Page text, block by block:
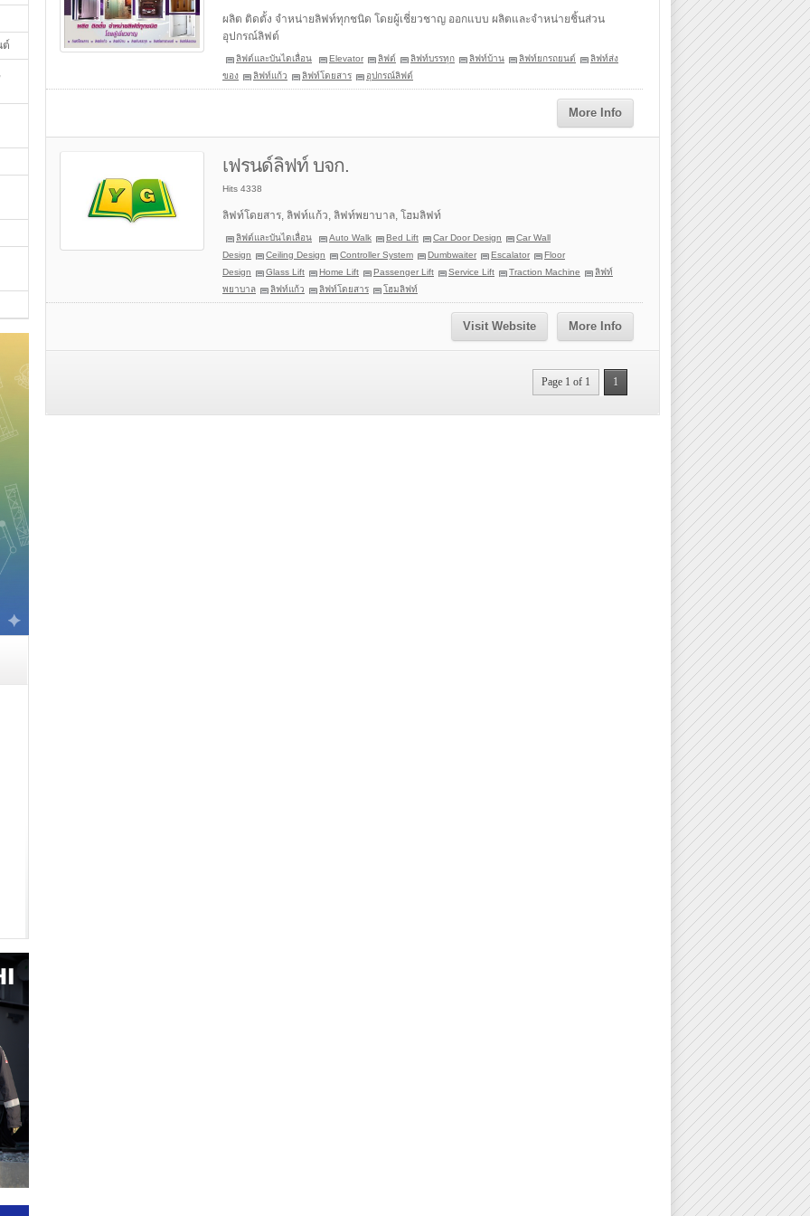
ต์
ผลิต ติดตั้ง จำหน่ายลิฟท์ทุกชนิด โดยผู้เชี่ยวชาญ ออกแบบ ผลิตและจำหน่ายชิ้นส่วน
อุปกรณ์ลิฟต์
ลิฟต์และบันไดเลื่อน Elevator ลิฟต์ ลิฟท์บรรทุก ลิฟท์บ้าน ลิฟท์ยกรถยนต์
ลิฟท์ส่ง
ของ
ลิฟท์แก้ว ลิฟท์โดยสาร อุปกรณ์ลิฟต์
More Info
เฟรนด์ลิฟท์ บจก.
Hits 4338
ลิฟท์โดยสาร, ลิฟท์แก้ว, ลิฟท์พยาบาล, โฮมลิฟท์
ลิฟต์และบันไดเลื่อน Auto Walk Bed Lift Car Door Design
Car Wall
Design
Ceiling Design Controller System Dumbwaiter Escalator
Floor
Design
Glass Lift Home Lift Passenger Lift Service Lift Traction Machine
ลิฟท์
พยาบาล
ลิฟท์แก้ว ลิฟท์โดยสาร โฮมลิฟท์
More Info
Visit Website
Page 1 of 1 1